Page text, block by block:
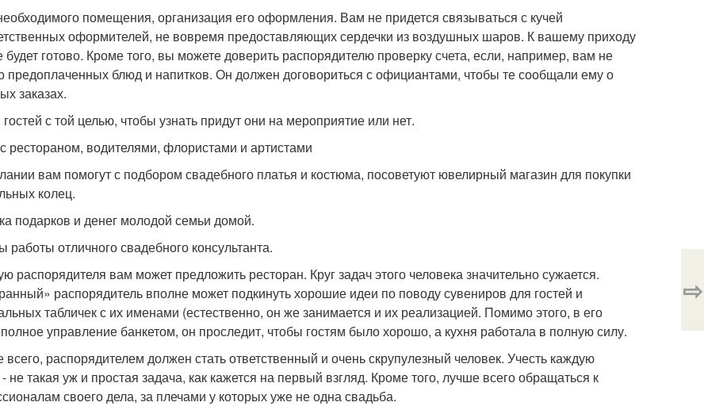
помещения, организация его оформления. Вам не придется связываться с кучей
оформителей, не вовремя предоставляющих сердечки из воздушных шаров. К вашему приходу
будет готово. Кроме того, вы можете доверить распорядителю проверку счета, если, например, вам не
предоплаченных блюд и напитков. Он должен договориться с официантами, чтобы те сообщали ему о
заказах.
с той целью, чтобы узнать придут они на мероприятие или нет.
рестораном, водителями, флористами и артистами
вам помогут с подбором свадебного платья и костюма, посоветуют ювелирный магазин для покупки
колец.
подарков и денег молодой семьи домой.
работы отличного свадебного консультанта.
распорядителя вам может предложить ресторан. Круг задач этого человека значительно сужается.
распорядитель вполне может подкинуть хорошие идеи по поводу сувениров для гостей и
табличек с их именами (естественно, он же занимается и их реализацией. Помимо этого, в его
управление банкетом, он проследит, чтобы гостям было хорошо, а кухня работала в полную силу.
распорядителем должен стать ответственный и очень скрупулезный человек. Учесть каждую
не такая уж и простая задача, как кажется на первый взгляд. Кроме того, лучше всего обращаться к
своего дела, за плечами у которых уже не одна свадьба.
⇨